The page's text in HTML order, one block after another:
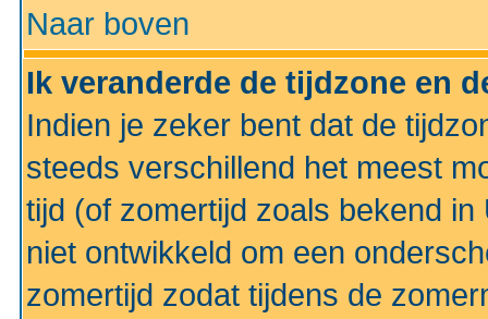
Naar boven
Ik veranderde de tijdzone en
Indien je zeker bent dat de
steeds verschillend het meest
tijd (of zomertijd zoals bekend
niet ontwikkeld om een
zomertijd zodat tijdens de